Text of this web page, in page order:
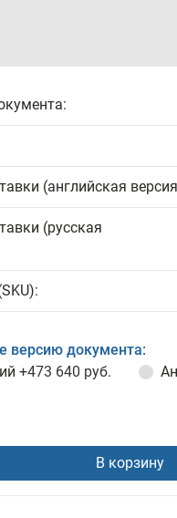
(английская
(русская
версию документа:
+473 640 руб.
В корзину